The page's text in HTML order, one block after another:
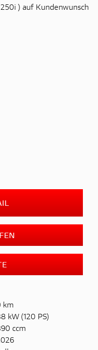
) auf Kundenwunsch
km
kW (120 PS)
ccm